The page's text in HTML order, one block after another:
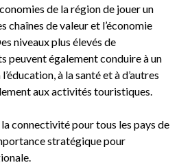
de la région de jouer un
chaînes de valeur et l’économie
niveaux plus élevés de
peuvent également conduire à un
à la santé et à d’autres
aux activités touristiques.
connectivité pour tous les pays de
stratégique pour